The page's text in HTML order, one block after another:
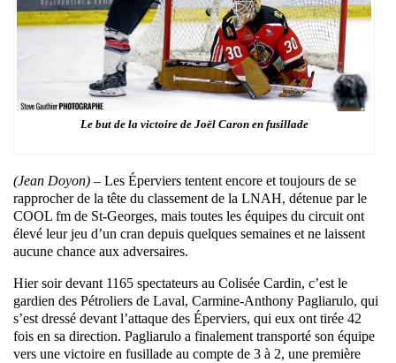
Le but de la victoire de Joël Caron en fusillade
(Jean Doyon) – Les Éperviers tentent encore et toujours de se
rapprocher de la tête du classement de la LNAH, détenue par le
COOL fm de St-Georges, mais toutes les équipes du circuit ont
élevé leur jeu d’un cran depuis quelques semaines et ne laissent
aucune chance aux adversaires.
Hier soir devant 1165 spectateurs au Colisée Cardin, c’est le
gardien des Pétroliers de Laval, Carmine-Anthony Pagliarulo, qui
s’est dressé devant l’attaque des Éperviers, qui eux ont tirée 42
fois en sa direction. Pagliarulo a finalement transporté son équipe
vers une victoire en fusillade au compte de 3 à 2, une première